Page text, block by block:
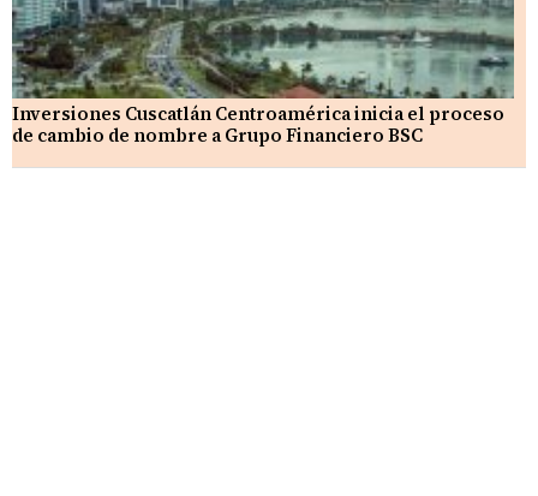
Inversiones Cuscatlán Centroamérica inicia el proceso
de cambio de nombre a Grupo Financiero BSC